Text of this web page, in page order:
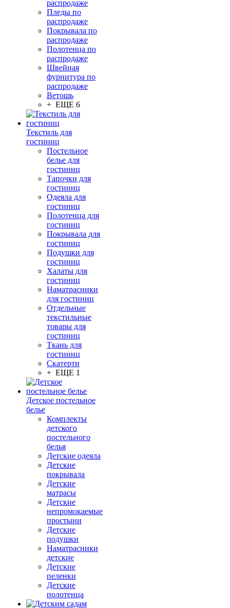
распродаже
Пледы по
распродаже
Покрывала по
распродаже
Полотенца по
распродаже
Швейная
фурнитура по
распродаже
Ветошь
+ ЕЩЕ 6
Текстиль для
гостиниц
Постельное
белье для
гостиниц
Тапочки для
гостиниц
Одеяла для
гостиниц
Полотенца для
гостиниц
Покрывала для
гостиниц
Подушки для
гостиниц
Халаты для
гостиниц
Наматрасники
для гостиниц
Отдельные
текстильные
товары для
гостиниц
Ткань для
гостиниц
Скатерти
+ ЕЩЕ 1
Детское постельное
белье
Комплекты
детского
постельного
белья
Детские одеяла
Детские
покрывала
Детские
матрасы
Детские
непромокаемые
простыни
Детские
подушки
Наматрасники
детские
Детские
пеленки
Детские
полотенца